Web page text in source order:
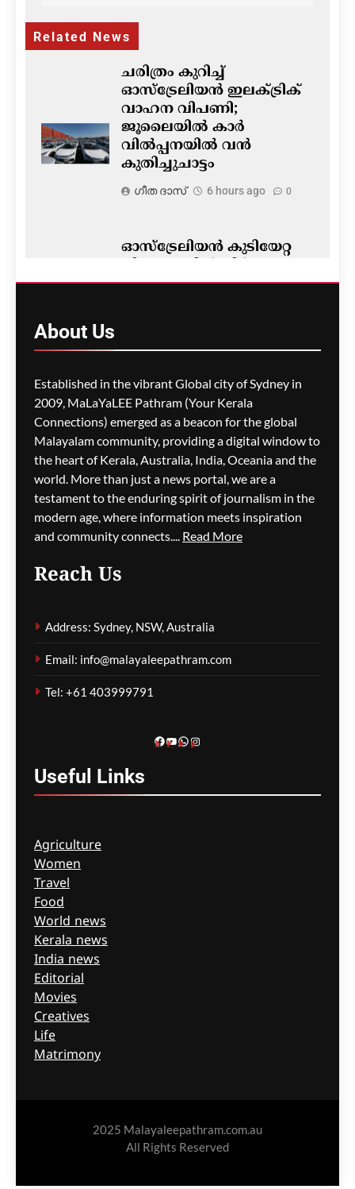
Related News
ചരിത്രം കുറിച്ച്
ഓസ്‌ട്രേലിയൻ ഇലക്ട്രിക്
വാഹന വിപണി;
ജൂലൈയിൽ കാർ
വിൽപ്പനയിൽ വൻ
കുതിച്ചുചാട്ടം
ഗീത ദാസ്‌ 6 hours ago 0
ഓസ്‌ട്രേലിയൻ കുടിയേറ്റ
മാറ്റം- ഡയറക്ഷൻ 119′
ഗീത ദാസ്‌ 6 hours ago 0
പോർട്ട് അഡലെയ്ഡിൽ
സൾഫർ തീപിടിത്തം;
വിഷപുക പടരുന്നു,
അടിയന്തര ഒഴിപ്പിക്കൽ
നിർദേശം
ഗീത ദാസ്‌ 6 hours ago 0
പ്രശ്നങ്ങൾ
മറച്ചുവെക്കപ്പെടുന്നുവെന്ന്
വിദഗ്ദ്ധർ
ഗീത ദാസ്‌
About Us
Established in the vibrant Global city of Sydney in
2009, MaLaYaLEE Pathram (Your Kerala
Connections) emerged as a beacon for the global
Malayalam community, providing a digital window to
the heart of Kerala, Australia, India, Oceania and the
world. More than just a news portal, we are a
testament to the enduring spirit of journalism in the
modern age, where information meets inspiration
and community connects.... Read More
Reach Us
Address: Sydney, NSW, Australia
Email: info@malayaleepathram.com
Tel: +61 403999791
Facebook
YouTube
WhatsApp
Instagram
Useful Links
Agriculture
Women
Travel
Food
World news
Kerala news
India news
Editorial
Movies
Creatives
Life
Matrimony
2025 Malayaleepathram.com.au
All Rights Reserved